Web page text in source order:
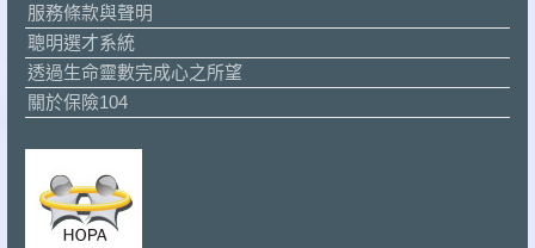
服務條款與聲明
聰明選才系統
透過生命靈數完成心之所望
關於保險104